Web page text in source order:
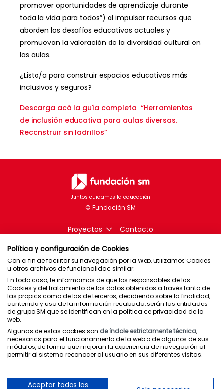
promover oportunidades de aprendizaje durante
toda la vida para todos”) al impulsar recursos que
aborden los desafíos educativos actuales y
promuevan la valoración de la diversidad cultural en
las aulas.
¿Listo/a para construir espacios educativos más
inclusivos y seguros?
Descarga acá la guía completa “Herramientas
de inclusión educativa para aulas diversas.
Reconstruir sin ladrillos”
Juntos cuidamos la educación
Proyectos Contacto
Brasil
Chile
España
Puerto Rico
Newsletter
Condiciones de uso
Política y configuración de Cookies
Con el fin de facilitar su navegación por la Web, utilizamos Cookies
u otros archivos de funcionalidad similar.
En todo caso, te informamos de que los responsables de las
Cookies y del tratamiento de los datos obtenidos a través tanto de
las propias como de las de terceros, decidiendo sobre la finalidad,
contenido y uso de la información recabada, serán las entidades
de grupo SM que se identifican en la política de privacidad de la
web.
Algunas de estas cookies son de índole estrictamente técnica,
necesarias para el funcionamiento de la web o de algunos de sus
módulos, de forma que mejoran la experiencia de navegación al
permitir al sistema reconocer al usuario en sus diferentes visitas.
Aceptar todas las